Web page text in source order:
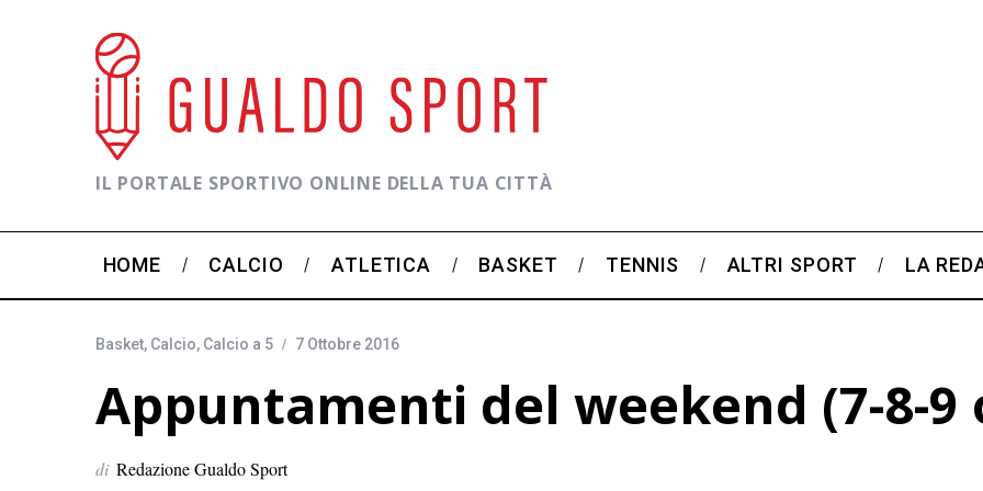
IL PORTALE SPORTIVO ONLINE DELLA TUA CITTÀ
HOME CALCIO ATLETICA BASKET TENNIS ALTRI SPORT LA
Basket, Calcio, Calcio a 5 7 Ottobre 2016
Appuntamenti del weekend (7-8-
di Redazione Gualdo Sport